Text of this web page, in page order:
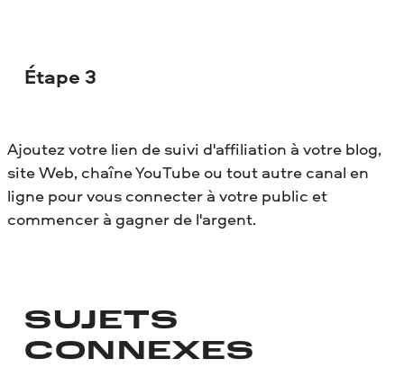
Étape 3
Ajoutez votre lien de suivi d'affiliation à votre blog,
site Web, chaîne YouTube ou tout autre canal en
ligne pour vous connecter à votre public et
commencer à gagner de l'argent.
SUJETS
CONNEXES